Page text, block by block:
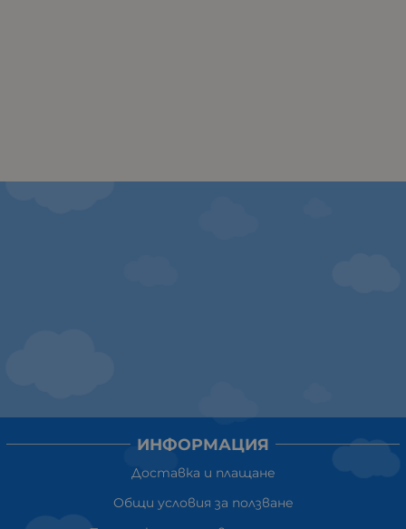
ИНФОРМАЦИЯ
Доставка и плащане
Общи условия за ползване